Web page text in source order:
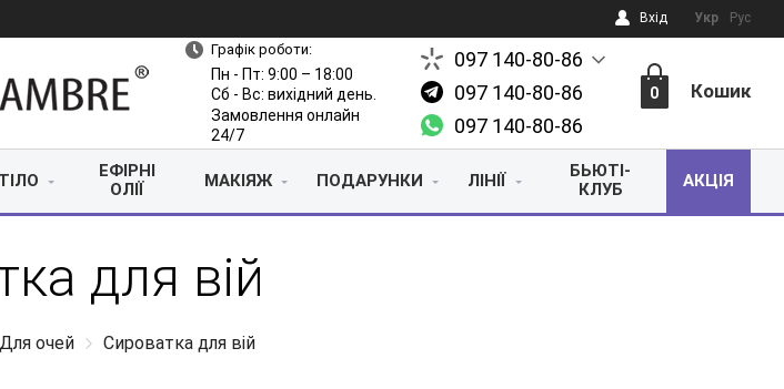
Вхід Укр Рус
Графік роботи:
Пн - Пт: 9:00 – 18:00
Сб - Вс: вихідний день.
Замовлення онлайн
24/7
097 140-80-86
097 140-80-86
097 140-80-86
0 Кошик
ТІЛО
ЕФІРНІ
ОЛІЇ
МАКІЯЖ ПОДАРУНКИ ЛІНІЇ
БЬЮТІ-
КЛУБ
АКЦІЯ
для вій
Для очей Сироватка для вій